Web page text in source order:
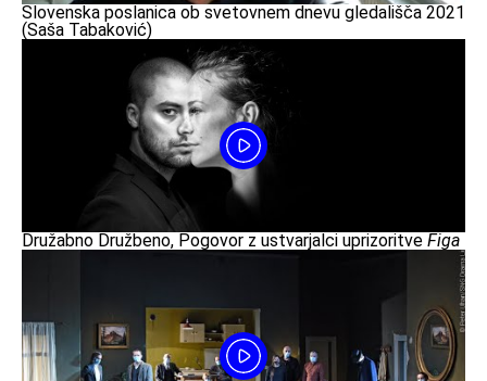
Slovenska poslanica ob svetovnem dnevu gledališča 2021
(Saša Tabaković)
Družabno Družbeno, Pogovor z ustvarjalci uprizoritve Figa